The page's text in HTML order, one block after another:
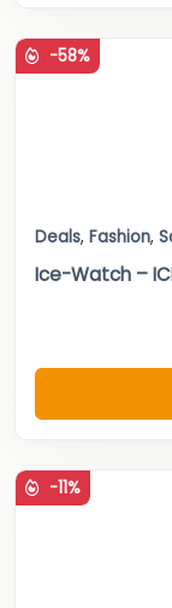
-58%
Deals, Fashion,
Ice-Watch –
-11%